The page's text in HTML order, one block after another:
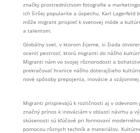
značky prostredníctvom fotografie a
ich širšej popularite a úspechu. Karl Lagerfeld
môže migrant prispieť k svetovej móde a
a talentom.
Globálny svet, v ktorom žijeme, si žiada
oceniť pestrosť, ktorú migranti do nášho
Migranti nám vo svojej rôznorodosti a
prekračovať hranice nášho doterajšieho
nové spôsoby prepojenia, inovácie a
Migranti prispievajú k rozličnosti aj v odevnom
značný prínos k inováciám v oblasti návrhu a
skúsenosti sú kľúčové pri formovaní
pomocou rôznych techník a materiálov.